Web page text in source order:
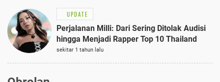
UPDATE
Perjalanan Milli: Dari Sering Ditolak Audisi
hingga Menjadi Rapper Top 10 Thailand
sekitar 1 tahun lalu